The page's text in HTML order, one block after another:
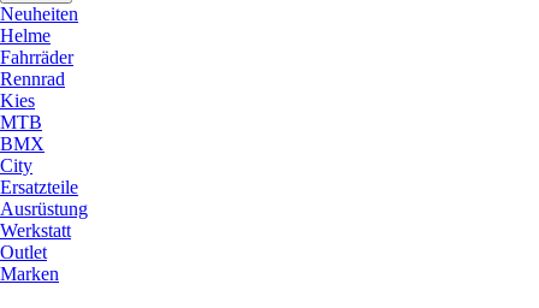
Neuheiten
Helme
Fahrräder
Rennrad
Kies
MTB
BMX
City
Ersatzteile
Ausrüstung
Werkstatt
Outlet
Marken